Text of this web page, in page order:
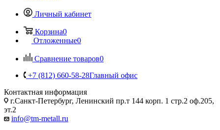
Личный кабинет
Корзина0
Отложенные0
Сравнение товаров0
+7 (812) 660-58-28Главный офис
Контактная информация
г.Санкт-Петербург, Ленинский пр.т 144 корп. 1 стр.2 оф.205,
эт.2
info@tm-metall.ru